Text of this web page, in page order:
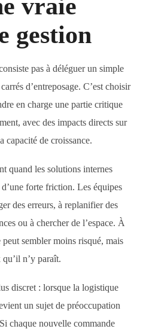
vraie
gestion
pas à déléguer un simple
d’entreposage. C’est choisir
en charge une partie critique
avec des impacts directs sur
capacité de croissance.
quand les solutions internes
forte friction. Les équipes
des erreurs, à replanifier des
ou à chercher de l’espace. À
sembler moins risqué, mais
n’y paraît.
discret : lorsque la logistique
un sujet de préoccupation
chaque nouvelle commande